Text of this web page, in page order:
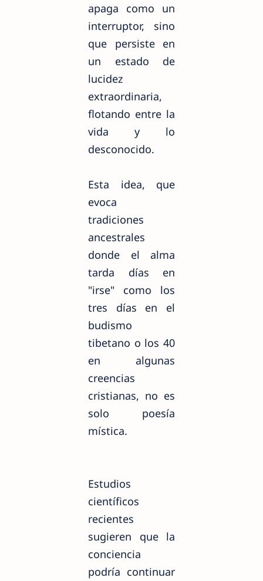
apaga como un
interruptor, sino
que persiste en
un estado de
lucidez
extraordinaria,
flotando entre la
vida y lo
desconocido.
Esta idea, que
evoca
tradiciones
ancestrales
donde el alma
tarda días en
"irse" como los
tres días en el
budismo
tibetano o los 40
en algunas
creencias
cristianas, no es
solo poesía
mística.
Estudios
científicos
recientes
sugieren que la
conciencia
podría continuar